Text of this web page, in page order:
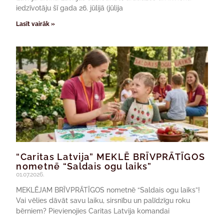
iedzīvotāju šī gada 26. jūlijā (jūlija
Lasīt vairāk »
“Caritas Latvija” MEKLĒ BRĪVPRĀTĪGOS
nometnē “Saldais ogu laiks”
01.07.2026.
MEKLĒJAM BRĪVPRĀTĪGOS nometnē “Saldais ogu laiks”!
Vai vēlies dāvāt savu laiku, sirsnību un palīdzīgu roku
bērniem? Pievienojies Caritas Latvija komandai